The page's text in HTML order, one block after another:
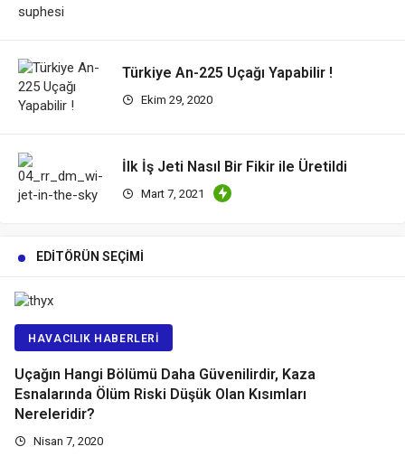
Türkiye An-225 Uçağı Yapabilir !
Ekim 29, 2020
İlk İş Jeti Nasıl Bir Fikir ile Üretildi
Mart 7, 2021
EDITÖRÜN SEÇIMI
HAVACILIK HABERLERI
Uçağın Hangi Bölümü Daha Güvenilirdir, Kaza
Esnalarında Ölüm Riski Düşük Olan Kısımları
Nereleridir?
Nisan 7, 2020